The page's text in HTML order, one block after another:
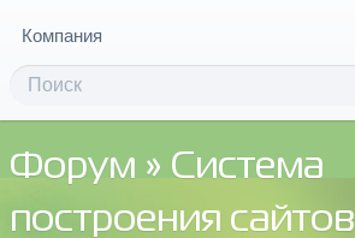
Компания
Форум » Система
построения сайтов